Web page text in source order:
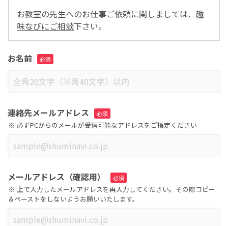
お教室の先生へのお仕事ご依頼に関しましては、 趣
味なびにご相談下さい。
お名前
連絡先メールアドレス
必ずPCからのメールが受信可能なアドレスをご指定ください
メールアドレス（確認用）
上で入力したメールアドレスを再入力してください。その際コピー
＆ペーストをしないようお願いいたします。